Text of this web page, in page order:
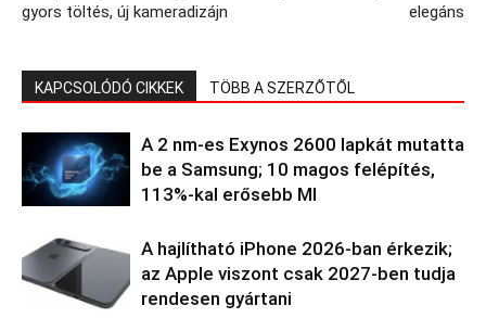
gyors töltés, új kameradizájn
elegáns
KAPCSOLÓDÓ CIKKEK TÖBB A SZERZŐTŐL
A 2 nm-es Exynos 2600 lapkát mutatta
be a Samsung; 10 magos felépítés,
113%-kal erősebb MI
A hajlítható iPhone 2026-ban érkezik;
az Apple viszont csak 2027-ben tudja
rendesen gyártani